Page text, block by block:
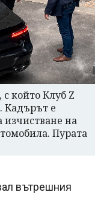
който Клуб Z
Кадърът е
изчистване на
Пурата
вътрешния